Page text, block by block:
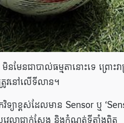
ែនជាបាល់ធម្មតានោះទេ ព្រោះវា
រូវនៅលើ​ទីលាន។
យាខ្ពស់ដែលមាន Sensor ឬ